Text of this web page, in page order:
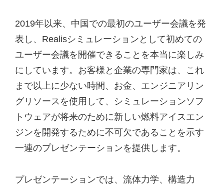
2019年以来、中国での最初のユーザー会議を発
表し、Realisシミュレーションとして初めての
ユーザー会議を開催できることを本当に楽しみ
にしています。お客様と企業の専門家は、これ
まで以上に少ない時間、お金、エンジニアリン
グリソースを使用して、シミュレーションソフ
トウェアが将来のために新しい燃料アイスエン
ジンを開発するために不可欠であることを示す
一連のプレゼンテーションを提供します。
プレゼンテーションでは、流体力学、構造力